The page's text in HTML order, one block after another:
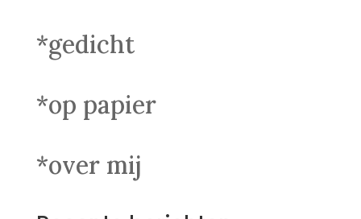
*gedicht
*op papier
*over mij